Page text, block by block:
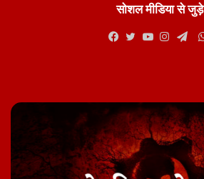
सोशल मीडिया से जुड़े